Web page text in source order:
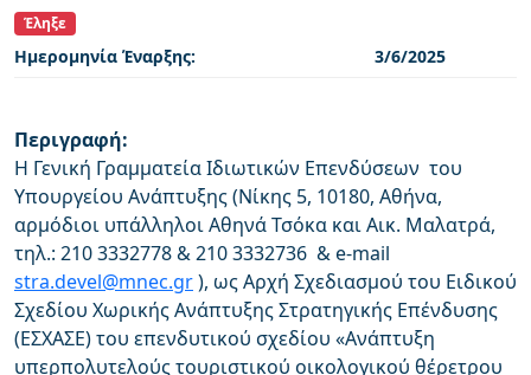
Έληξε
Ημερομηνία Έναρξης: 3/6/2025
Περιγραφή:
Η Γενική Γραμματεία Ιδιωτικών Επενδύσεων του
Υπουργείου Ανάπτυξης (Νίκης 5, 10180, Αθήνα,
αρμόδιοι υπάλληλοι Αθηνά Τσόκα και Aικ. Μαλατρά,
τηλ.: 210 3332778 & 210 3332736 & e-mail
stra.devel@mnec.gr), ως Αρχή Σχεδιασμού του Ειδικού
Σχεδίου Χωρικής Ανάπτυξης Στρατηγικής Επένδυσης
(ΕΣΧΑΣΕ)του επενδυτικού σχεδίου «Ανάπτυξη
υπερπολυτελούς τουριστικού οικολογικού θέρετρου